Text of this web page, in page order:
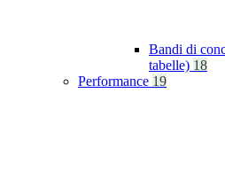
Bandi di
tabelle) 18
Performance 19